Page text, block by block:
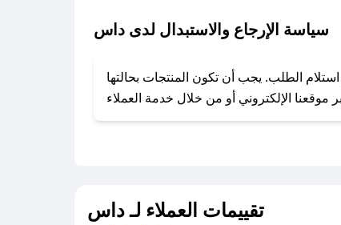
سياسة الإرجاع والاستبدال لدى داس
تسوق آمنة ومريحة لعملائه، حيث يمكنك استرجاع أو استبدال المنتجات مجانًا خلال 7 أيام من استلام الطلب. يجب أن تكون المنتجات بحالتها
تقييمات العملاء لـ داس